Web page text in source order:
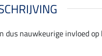
nauwkeurige invloed